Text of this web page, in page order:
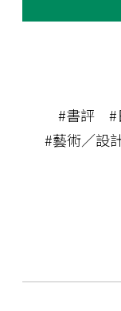
#書評 #
#藝術／設